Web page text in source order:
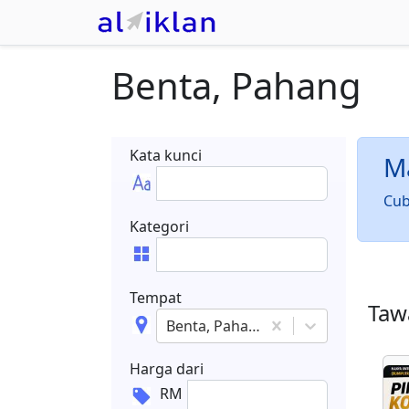
Benta, Pahang
Kata kunci
Kategori
Tempat
Benta, Pahang
Harga dari
RM